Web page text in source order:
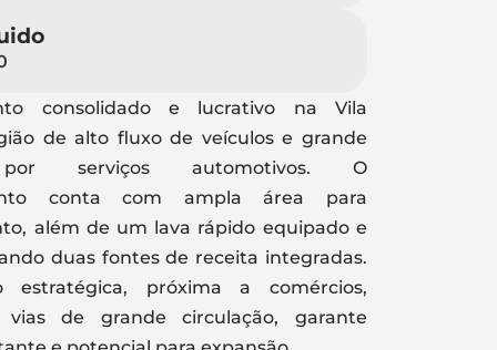
consolidado e lucrativo na Vila
de alto fluxo de veículos e grande
serviços automotivos. O
conta com ampla área para
além de um lava rápido equipado e
duas fontes de receita integradas.
estratégica, próxima a comércios,
vias de grande circulação, garante